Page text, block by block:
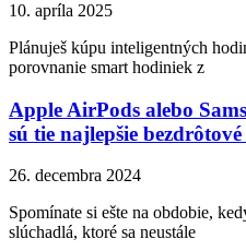
10. apríla 2025
Plánuješ kúpu inteligentných
porovnanie smart hodiniek z
Apple AirPods alebo
sú tie najlepšie
26. decembra 2024
Spomínate si ešte na obdobie,
slúchadlá, ktoré sa neustále